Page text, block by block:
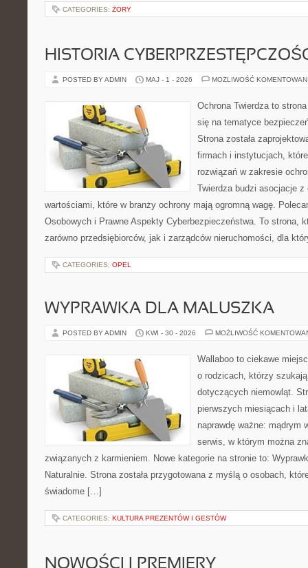
CATEGORIES: ŻORY
HISTORIA
POSTED BY ADMIN MAJ - 1 - 2026 MOŻLIWOŚĆ
Ochrona Twierdza to
się na tematyce
Strona została
firmach i instytucjach,
rozwiązań w zakresie
Twierdza budzi asocjacje
wartościami, które w branży ochrony mają ogromną wagę.
Osobowych i Prawne Aspekty Cyberbezpieczeństwa. To strona,
zarówno przedsiębiorców, jak i zarządców nieruchomości, dla
CATEGORIES: OPEL
WYPRAWKA DLA MALUSZKA
POSTED BY ADMIN KWI - 30 - 2026 MOŻLIWOŚĆ
Wallaboo to ciekawe
o rodzicach, którzy
dotyczących niemowląt.
pierwszych miesiącach i
naprawdę ważne: mądrym
serwis, w którym można
związanych z karmieniem. Nowe kategorie na stronie to:
Naturalnie. Strona została przygotowana z myślą o osobach,
świadome […]
CATEGORIES: KULTURA PREZENTÓW I GESTÓW
NOWOŚCI I PREMIERY